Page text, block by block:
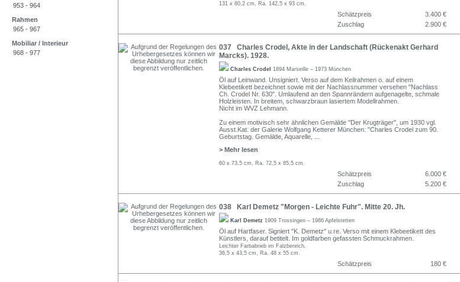
953 - 964
Rahmen
965 - 967
Mobiliar / Interieur
968 - 977
131 x 80,2 cm, Ra. 142,5 x 93 cm.
Schätzpreis
3.400 €
Zuschlag
2.900 €
037 Charles Crodel, Akte in der Landschaft (Rückenakt Gerhard
Marcks). 1928.
Charles Crodel 1894 Marseille – 1973 München
Öl auf Leinwand. Unsigniert. Verso auf dem Keilrahmen o. auf einem
Klebeetikett bezeichnet sowie mit der Nachlassnummer versehen "Nachlass
Ch. Crodel Nr. 630". Umlaufend an den Spannrändern aufgenagelte, schmale
Holzleisten. In breitem, schwarzbraun lasiertem Modellrahmen.
Nicht im WVZ Lehmann.
Zu einem motivisch sehr ähnlichen Gemälde "Der Krugträger", um 1930 vgl.
Ausst.Kat. der Galerie Wolfgang Ketterer München: "Charles Crodel zum 90.
Geburtstag. Gemälde, Aquarelle,
> Mehr lesen
60 x 73,5 cm, Ra. 72,5 x 85,5 cm.
Schätzpreis
6.000 €
Zuschlag
5.200 €
038 Karl Demetz "Morgen - Leichte Fuhr". Mitte 20. Jh.
Karl Demetz 1909 Trossingen – 1986 Apfelstetten
Öl auf Hartfaser. Signiert "K. Demetz" u.re. Verso mit einem Klebeetikett des
Künstlers, darauf betitelt. Im goldfarben gefassten Schmuckrahmen.
Leichter Farbabrieb im Falzbereich.
36,5 x 43,5 cm, Ra. 48 x 55 cm.
Schätzpreis 180 €